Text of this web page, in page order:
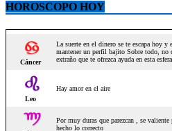
HOROSCOPO HOY